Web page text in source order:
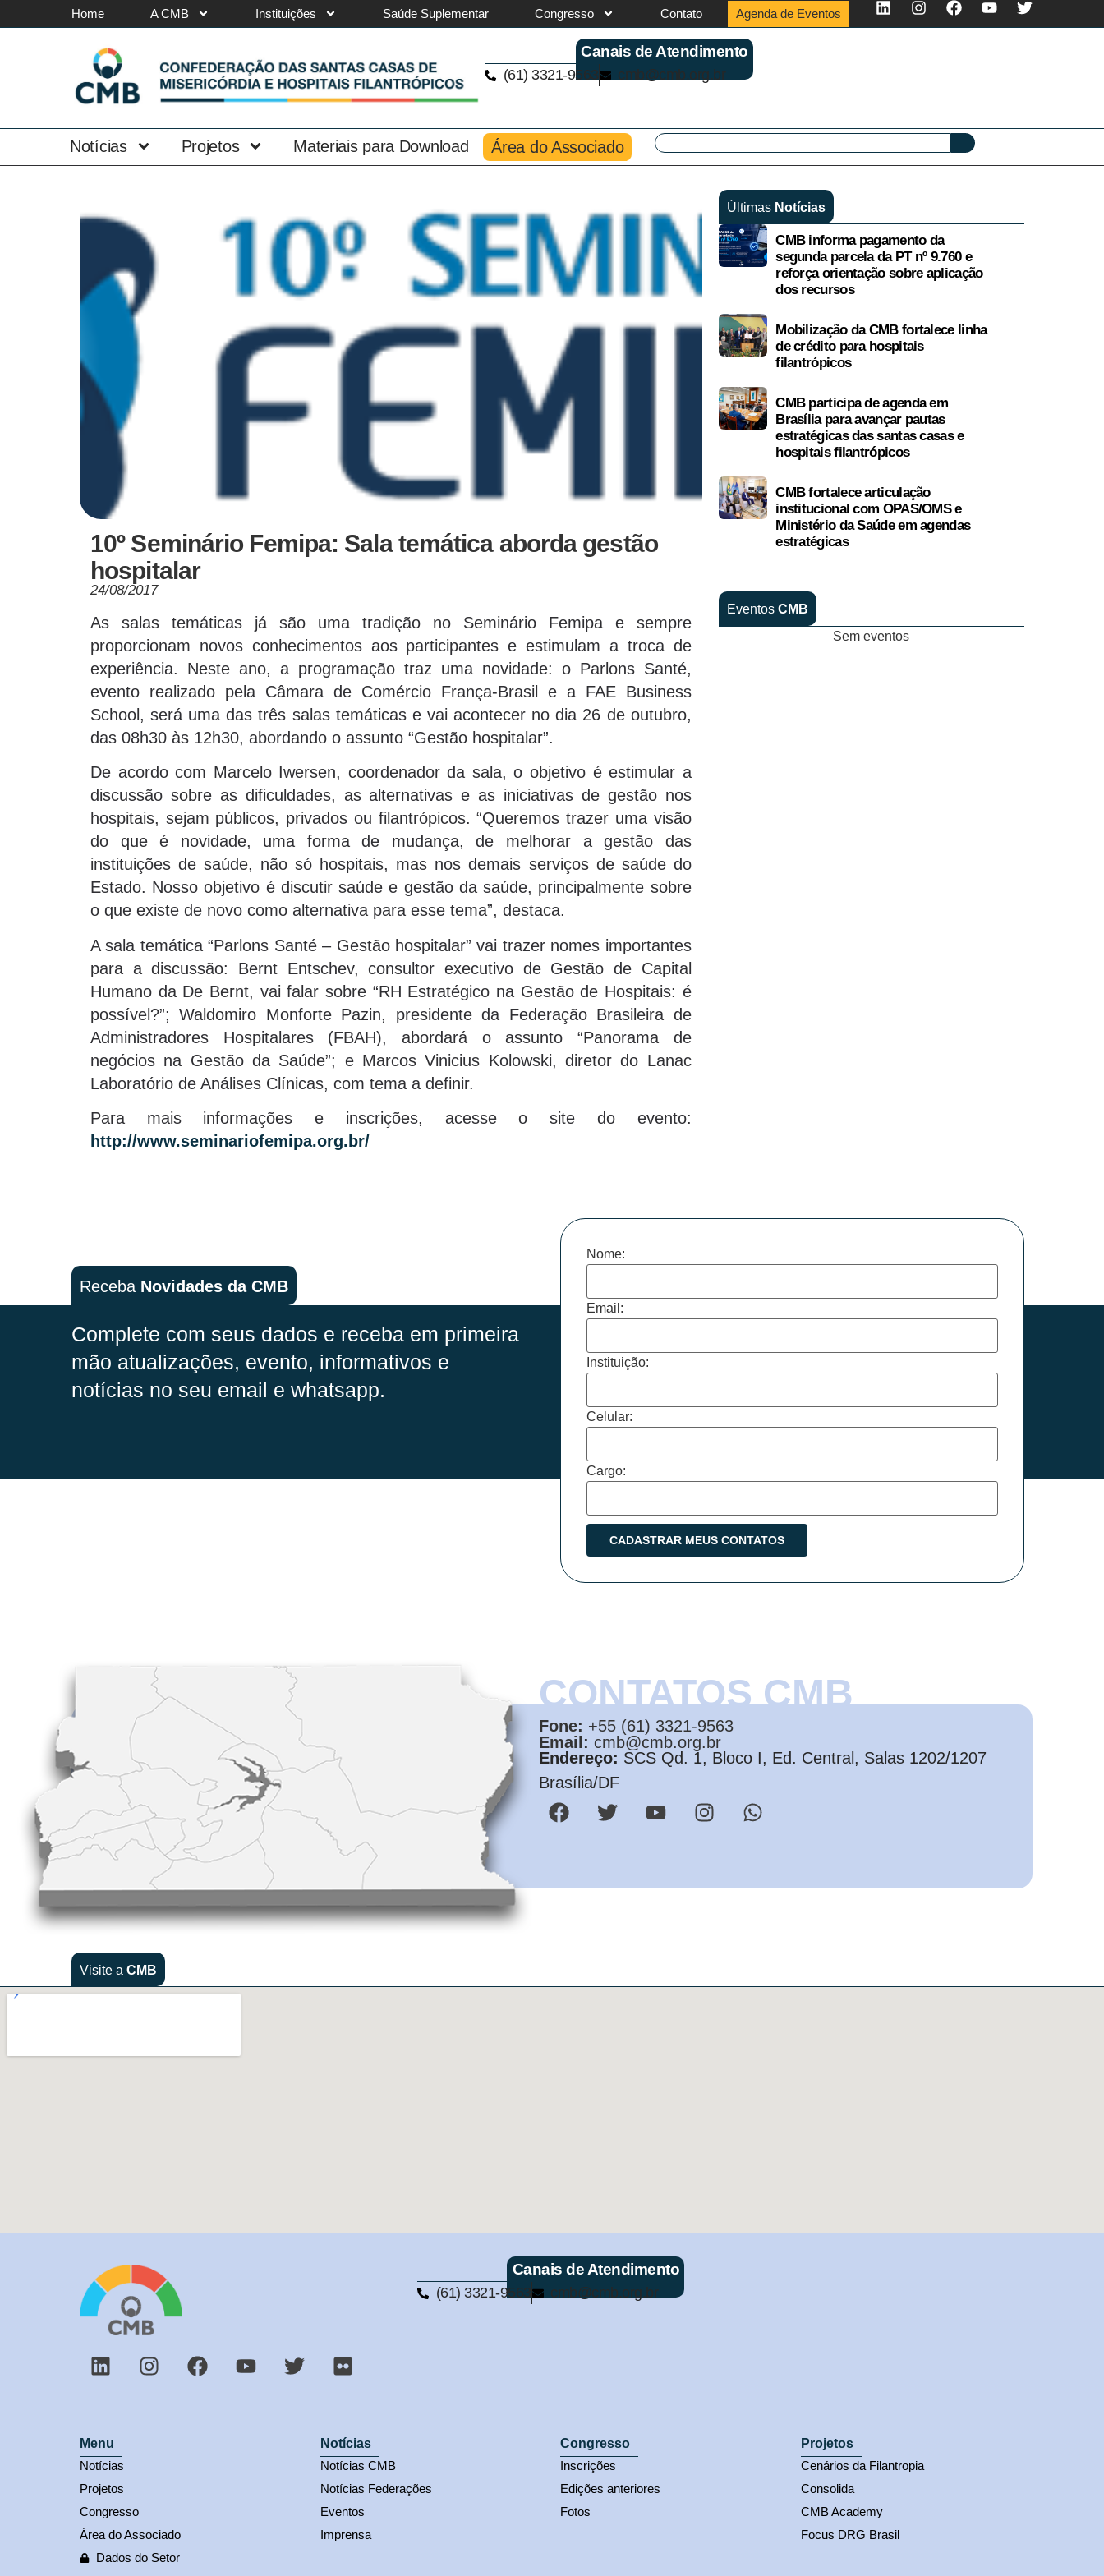
Home A CMB Instituições Saúde Suplementar Congresso Contato Agenda de Eventos
Canais de Atendimento
(61) 3321-9563 cmb@cmb.org.br
Notícias Projetos Materiais para Download Área do Associado
10º Seminário Femipa: Sala temática aborda gestão
hospitalar
24/08/2017
As salas temáticas já são uma tradição no Seminário Femipa e sempre
proporcionam novos conhecimentos aos participantes e estimulam a troca de
experiência. Neste ano, a programação traz uma novidade: o Parlons Santé,
evento realizado pela Câmara de Comércio França-Brasil e a FAE Business
School, será uma das três salas temáticas e vai acontecer no dia 26 de outubro,
das 08h30 às 12h30, abordando o assunto “Gestão hospitalar”.
De acordo com Marcelo Iwersen, coordenador da sala, o objetivo é estimular a
discussão sobre as dificuldades, as alternativas e as iniciativas de gestão nos
hospitais, sejam públicos, privados ou filantrópicos. “Queremos trazer uma visão
do que é novidade, uma forma de mudança, de melhorar a gestão das
instituições de saúde, não só hospitais, mas nos demais serviços de saúde do
Estado. Nosso objetivo é discutir saúde e gestão da saúde, principalmente sobre
o que existe de novo como alternativa para esse tema”, destaca.
A sala temática “Parlons Santé – Gestão hospitalar” vai trazer nomes importantes
para a discussão: Bernt Entschev, consultor executivo de Gestão de Capital
Humano da De Bernt, vai falar sobre “RH Estratégico na Gestão de Hospitais: é
possível?”; Waldomiro Monforte Pazin, presidente da Federação Brasileira de
Administradores Hospitalares (FBAH), abordará o assunto “Panorama de
negócios na Gestão da Saúde”; e Marcos Vinicius Kolowski, diretor do Lanac
Laboratório de Análises Clínicas, com tema a definir.
Para mais informações e inscrições, acesse o site do evento:
http://www.seminariofemipa.org.br/
Últimas Notícias
CMB informa pagamento da
segunda parcela da PT nº 9.760 e
reforça orientação sobre aplicação
dos recursos
Mobilização da CMB fortalece linha
de crédito para hospitais
filantrópicos
CMB participa de agenda em
Brasília para avançar pautas
estratégicas das santas casas e
hospitais filantrópicos
CMB fortalece articulação
institucional com OPAS/OMS e
Ministério da Saúde em agendas
estratégicas
Eventos CMB
Sem eventos
Receba Novidades da CMB
Complete com seus dados e receba em primeira
mão atualizações, evento, informativos e
notícias no seu email e whatsapp.
Nome:
Email:
Instituição:
Celular:
Cargo:
CONTATOS CMB
Fone: +55 (61) 3321-9563
Email: cmb@cmb.org.br
Endereço: SCS Qd. 1, Bloco I, Ed. Central, Salas 1202/1207
Brasília/DF
Visite a CMB
Canais de Atendimento
(61) 3321-9563 cmb@cmb.org.br
Menu
Notícias
Projetos
Congresso
Área do Associado
Dados do Setor
Notícias
Notícias CMB
Notícias Federações
Eventos
Imprensa
Congresso
Inscrições
Edições anteriores
Fotos
Projetos
Cenários da Filantropia
Consolida
CMB Academy
Focus DRG Brasil